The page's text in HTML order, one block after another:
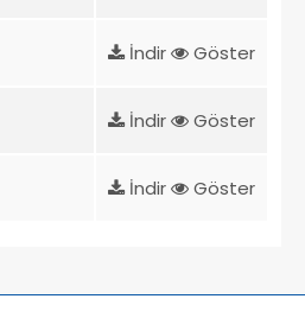
İndir Göster
İndir Göster
İndir Göster